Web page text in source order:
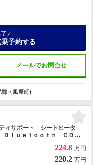
メールでお問合せ
予約する
南風原町)
ィサポート シートヒータ
ｌｕｅｔｏｏｔｈ ＣＤ／
チ ヘッドライトウォッシ
224.8 万円
220.2 万円